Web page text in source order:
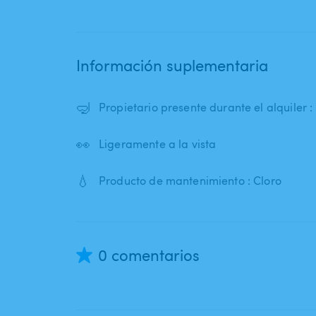
Información suplementaria
🤿 Propietario presente durante el alquiler :
👀 Ligeramente a la vista
💧 Producto de mantenimiento : Cloro
0 comentarios